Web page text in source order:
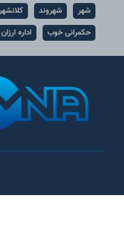
شهر شهروند
حکمرانی خوب
اداره